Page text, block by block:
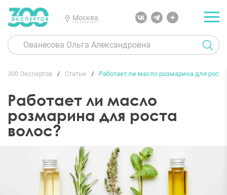
Москва
300 Экспертов Статьи Работает ли масло розмарина для роста
Работает ли масло
розмарина для роста
волос?